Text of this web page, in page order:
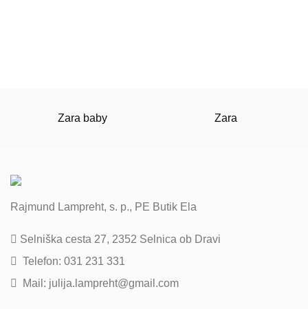
Zara baby Zara
Rajmund Lampreht, s. p., PE Butik Ela
Selniška cesta 27, 2352 Selnica ob Dravi
Telefon: 031 231 331
Mail: julija.lampreht@gmail.com